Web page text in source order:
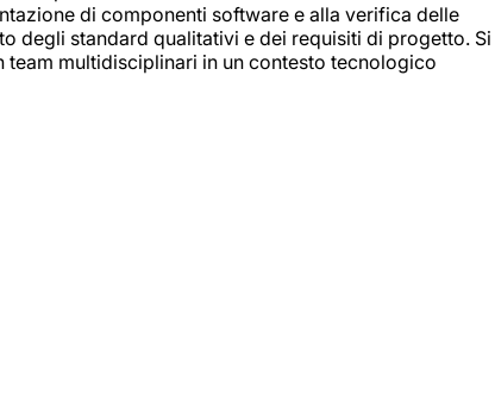
di componenti software e alla verifica delle
degli standard qualitativi e dei requisiti di progetto. Si
multidisciplinari in un contesto tecnologico